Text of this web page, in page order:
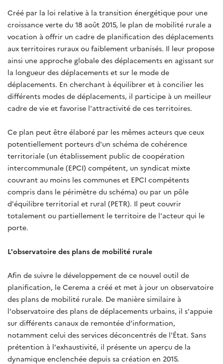
Créé par la loi relative à la transition énergétique pour une
croissance verte du 18 août 2015, le plan de mobilité rurale a
vocation à offrir un cadre de planification des déplacements
aux territoires ruraux ou faiblement urbanisés. Il leur propose
ainsi une approche globale des déplacements en agissant sur
la longueur des déplacements et sur le mode de
déplacements. En cherchant à équilibrer et à concilier les
différents modes de déplacements, il participe à un meilleur
cadre de vie et favorise l'attractivité de ces territoires.
Ce plan peut être élaboré par les mêmes acteurs que ceux
potentiellement porteurs d'un schéma de cohérence
territoriale (un établissement public de coopération
intercommunale (EPCI) compétent, un syndicat mixte
couvrant au moins les communes et EPCI compétents
compris dans le périmètre du schéma) ou par un pôle
d'équilibre territorial et rural (PETR). Il peut couvrir
totalement ou partiellement le territoire de l'acteur qui le
porte.
L'observatoire des plans de mobilité rurale
Afin de suivre le développement de ce nouvel outil de
planification, le Cerema a créé et met à jour un observatoire
des plans de mobilité rurale. De manière similaire à
l'observatoire des plans de déplacements urbains, il s'appuie
sur différents canaux de remontée d'information,
notamment celui des services déconcentrés de l'État. Sans
prétention à l'exhaustivité, il présente un aperçu de la
dynamique enclenchée depuis sa création en 2015.